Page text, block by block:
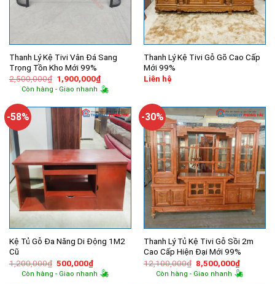
Thanh Lý Kệ Tivi Vân Đá Sang
Trọng Tồn Kho Mới 99%
2,500,000₫ Giá
gốc
là:
1,900,000₫Giá
hiện
tại
1,900,000₫.
Còn hàng - Giao nhanh
Thanh Lý Kệ Tivi Gỗ Gõ Cao Cấp
Mới 99%
Liên hệ
-58%
Kệ Tủ Gỗ Đa Năng Di Động 1M2
Cũ
1,200,000₫ Giá
gốc
là:
500,000₫Giá
hiện
tại
Còn hàng - Giao nhanh
-30%
Thanh Lý Tủ Kệ Tivi Gỗ Sồi 2m
Cao Cấp Hiện Đại Mới 99%
12,100,000₫ Giá
gốc
là:
8,500,000₫Giá
hiện
tại
Còn hàng - Giao nhanh